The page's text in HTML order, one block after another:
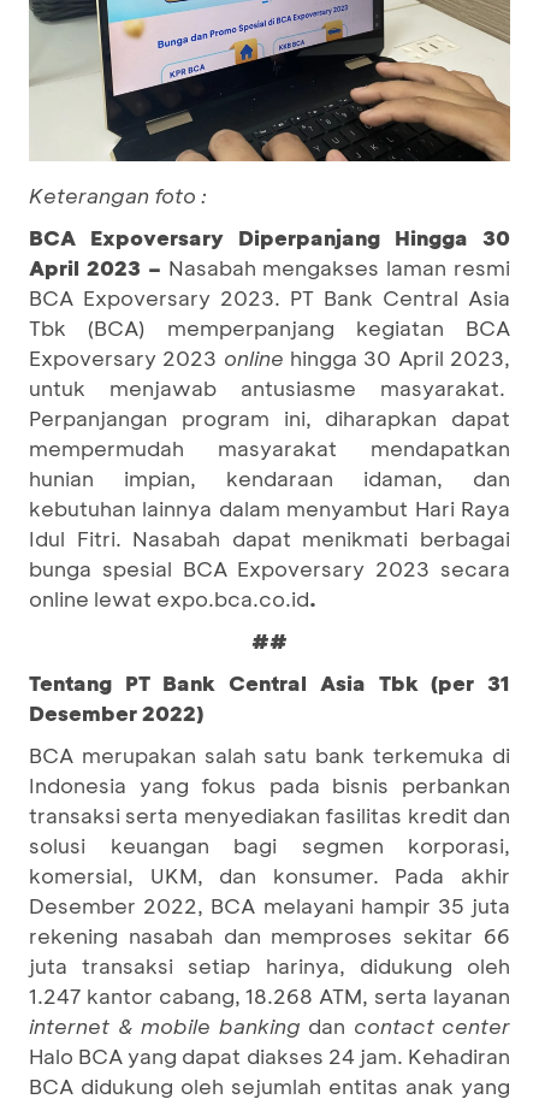
Keterangan foto :
BCA Expoversary Diperpanjang Hingga 30
April 2023 – Nasabah mengakses laman resmi
BCA Expoversary 2023. PT Bank Central Asia
Tbk (BCA) memperpanjang kegiatan BCA
Expoversary 2023 online hingga 30 April 2023,
untuk menjawab antusiasme masyarakat.
Perpanjangan program ini, diharapkan dapat
mempermudah masyarakat mendapatkan
hunian impian, kendaraan idaman, dan
kebutuhan lainnya dalam menyambut Hari Raya
Idul Fitri. Nasabah dapat menikmati berbagai
bunga spesial BCA Expoversary 2023 secara
online lewat expo.bca.co.id.
##
Tentang PT Bank Central Asia Tbk (per 31
Desember 2022)
BCA merupakan salah satu bank terkemuka di
Indonesia yang fokus pada bisnis perbankan
transaksi serta menyediakan fasilitas kredit dan
solusi keuangan bagi segmen korporasi,
komersial, UKM, dan konsumer. Pada akhir
Desember 2022, BCA melayani hampir 35 juta
rekening nasabah dan memproses sekitar 66
juta transaksi setiap harinya, didukung oleh
1.247 kantor cabang, 18.268 ATM, serta layanan
internet & mobile banking dan contact center
Halo BCA yang dapat diakses 24 jam. Kehadiran
BCA didukung oleh sejumlah entitas anak yang